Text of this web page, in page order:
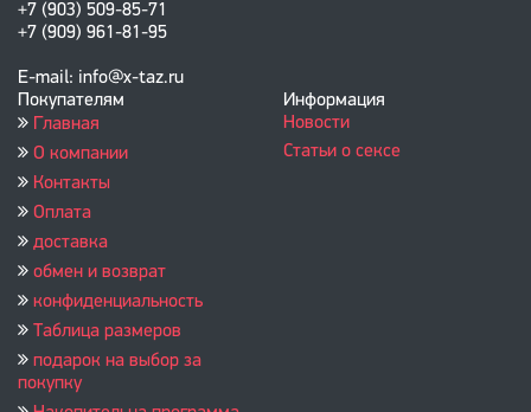
+7 (903) 509-85-71
+7 (909) 961-81-95
E-mail: info@x-taz.ru
Покупателям
Главная
О компании
Контакты
Оплата
доставка
обмен и возврат
конфиденциальность
Таблица размеров
подарок на выбор за
покупку
Информация
Новости
Статьи о сексе